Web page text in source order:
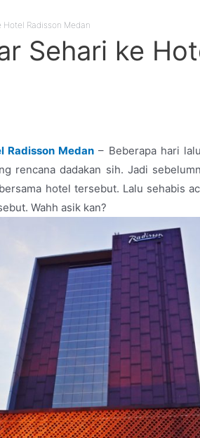
Hotel Radisson Medan
Sehari ke
Radisson Medan – Beberapa hari
rencana dadakan sih. Jadi
hotel tersebut. Lalu sehabis
Wahh asik kan?